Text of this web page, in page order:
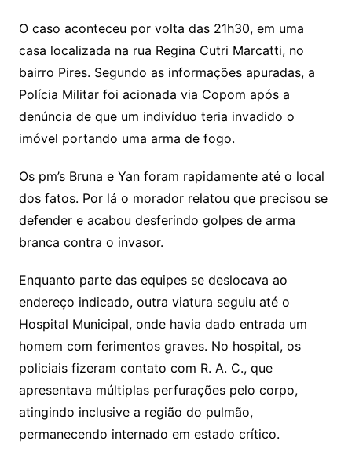
O caso aconteceu por volta das 21h30, em uma
casa localizada na rua Regina Cutri Marcatti, no
bairro Pires. Segundo as informações apuradas, a
Polícia Militar foi acionada via Copom após a
denúncia de que um indivíduo teria invadido o
imóvel portando uma arma de fogo.
Os pm’s Bruna e Yan foram rapidamente até o local
dos fatos. Por lá o morador relatou que precisou se
defender e acabou desferindo golpes de arma
branca contra o invasor.
Enquanto parte das equipes se deslocava ao
endereço indicado, outra viatura seguiu até o
Hospital Municipal, onde havia dado entrada um
homem com ferimentos graves. No hospital, os
policiais fizeram contato com R. A. C., que
apresentava múltiplas perfurações pelo corpo,
atingindo inclusive a região do pulmão,
permanecendo internado em estado crítico.